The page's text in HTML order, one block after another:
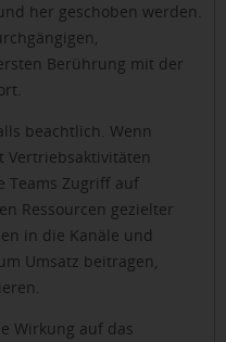
her geschoben werden.
Berührung mit der
beachtlich. Wenn
Vertriebsaktivitäten
Teams Zugriff auf
Ressourcen gezielter
in die Kanäle und
Umsatz beitragen,
Wirkung auf das